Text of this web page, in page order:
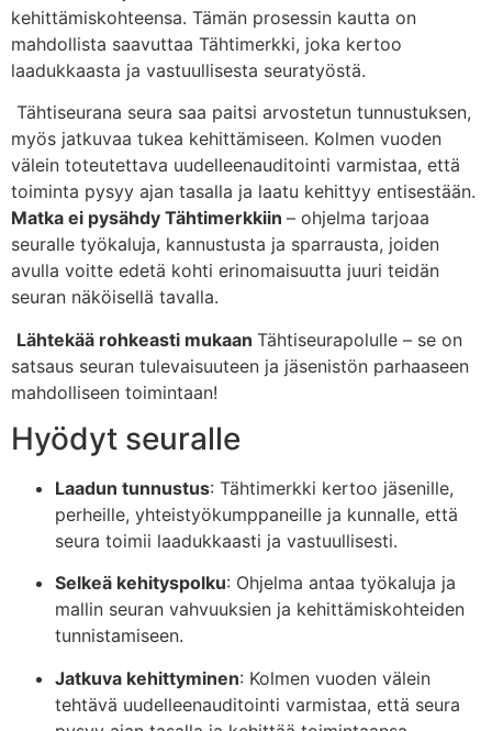
kehittämiskohteensa. Tämän prosessin kautta on
mahdollista saavuttaa Tähtimerkki, joka kertoo
laadukkaasta ja vastuullisesta seuratyöstä.
Tähtiseurana seura saa paitsi arvostetun tunnustuksen,
myös jatkuvaa tukea kehittämiseen. Kolmen vuoden
välein toteutettava uudelleenauditointi varmistaa, että
toiminta pysyy ajan tasalla ja laatu kehittyy entisestään.
Matka ei pysähdy Tähtimerkkiin – ohjelma tarjoaa
seuralle työkaluja, kannustusta ja sparrausta, joiden
avulla voitte edetä kohti erinomaisuutta juuri teidän
seuran näköisellä tavalla.
Lähtekää rohkeasti mukaan Tähtiseurapolulle – se on
satsaus seuran tulevaisuuteen ja jäsenistön parhaaseen
mahdolliseen toimintaan!
Hyödyt seuralle
Laadun tunnustus: Tähtimerkki kertoo jäsenille,
perheille, yhteistyökumppaneille ja kunnalle, että
seura toimii laadukkaasti ja vastuullisesti.
Selkeä kehityspolku: Ohjelma antaa työkaluja ja
mallin seuran vahvuuksien ja kehittämiskohteiden
tunnistamiseen.
Jatkuva kehittyminen: Kolmen vuoden välein
tehtävä uudelleenauditointi varmistaa, että seura